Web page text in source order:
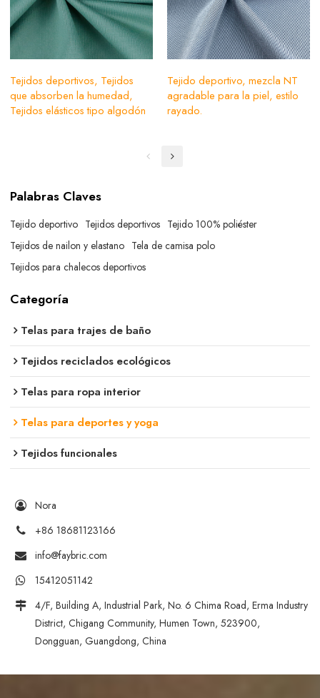
Tejidos deportivos, Tejidos
que absorben la humedad,
Tejidos elásticos tipo algodón
Tejido deportivo, mezcla NT
agradable para la piel, estilo
rayado.
Palabras Claves
Tejido deportivo Tejidos deportivos Tejido 100% poliéster
Tejidos de nailon y elastano Tela de camisa polo
Tejidos para chalecos deportivos
Categoría
Telas para trajes de baño
Tejidos reciclados ecológicos
Telas para ropa interior
Telas para deportes y yoga
Tejidos funcionales
Nora
+86 18681123166
info@faybric.com
15412051142
4/F, Building A, Industrial Park, No. 6 Chima Road, Erma Industry
District, Chigang Community, Humen Town, 523900,
Dongguan, Guangdong, China